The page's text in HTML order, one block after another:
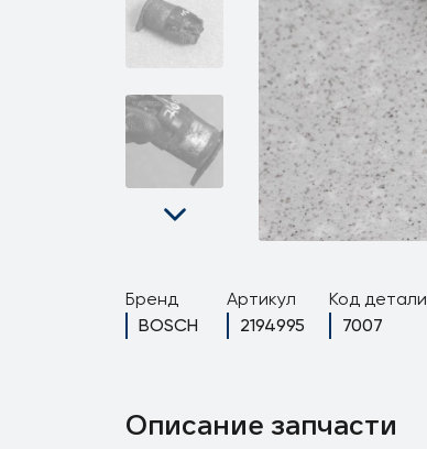
Бренд
BOSCH
Артикул
2194995
Код детали
7007
Описание запчасти